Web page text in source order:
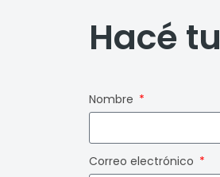
Hacé tu
Nombre
Correo electrónico